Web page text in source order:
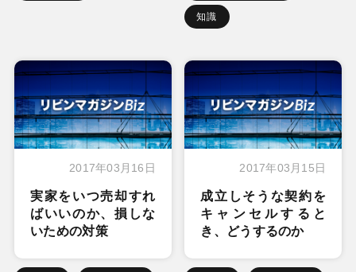
知識
2017年03月16日
実家をいつ売却すれ
ばいいのか、損しな
いための対策
2017年03月15日
成立しそうな契約を
キャンセルすると
き、どうするのか